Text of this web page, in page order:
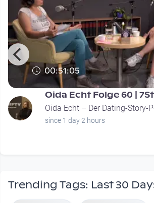
00:51:05
Oida Echt Folge 60 |
Oida Echt – Der Dating-Story-
since 1 day 2 hours
Trending Tags: Last 30